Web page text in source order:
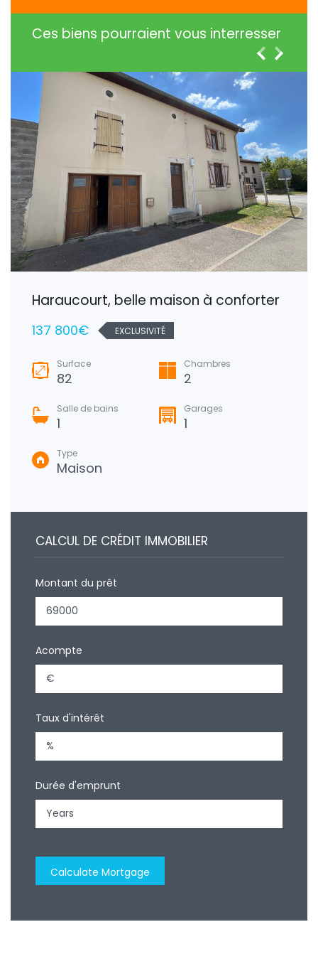
Ces biens pourraient vous interresser
Haraucourt, belle maison à conforter
137 800€ EXCLUSIVITÉ
Surface
82
Chambres
2
Salle de bains
1
Garages
1
Type
Maison
CALCUL DE CRÉDIT IMMOBILIER
Montant du prêt
Acompte
Taux d'intérêt
Durée d'emprunt